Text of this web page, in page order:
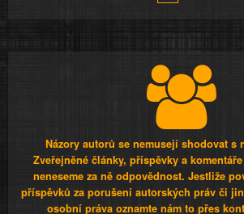
Názory autorů se nemusejí shodovat s
Zveřejněné články, příspěvky a
neneseme za ně odpovědnost. Jestliže
příspěvků za porušení autorských práv či
osobní práva oznamte nám to přes